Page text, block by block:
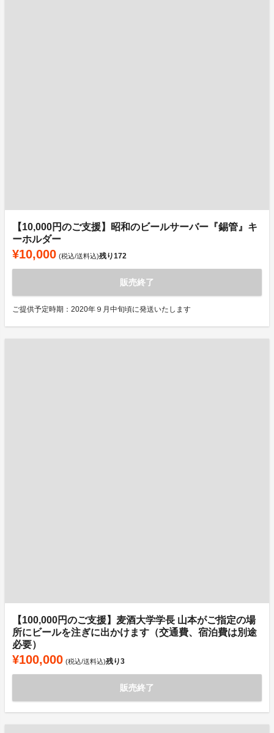
【10,000円のご支援】昭和のビールサーバー『錫管』キ
ーホルダー
¥10,000 (税込/送料込)残り172
販売終了
ご提供予定時期：2020年９月中旬頃に発送いたします
【100,000円のご支援】麦酒大学学長 山本がご指定の場
所にビールを注ぎに出かけます（交通費、宿泊費は別途
必要）
¥100,000 (税込/送料込)残り3
販売終了